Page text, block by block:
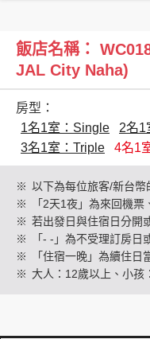
創造旅遊
飯店名稱：
JAL City Naha)
房型：
1名1室：Single
2名1
3名1室：Triple
4名1
※ 以下為每位旅客/新台幣
※
「2天1夜」為來回機
※ 若出發日與住宿日分開
※
「- -」為不受理訂房
※
「住宿一晚」為續住日
※ 大人：12歲以上、小孩